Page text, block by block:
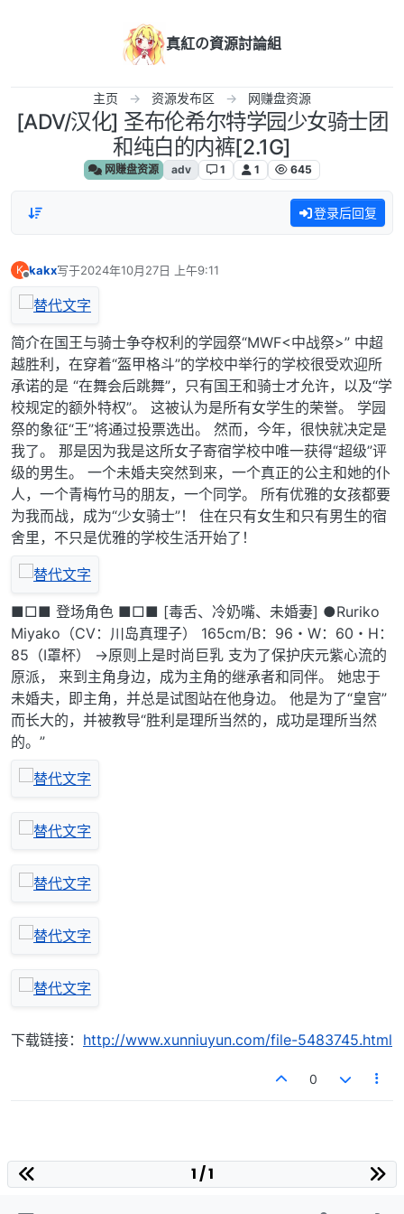
真紅の資源討論組
主页 资源发布区 网赚盘资源
[ADV/汉化] 圣布伦希尔特学园少女骑士团
和纯白的内裤[2.1G]
网赚盘资源 adv 1 1 645
登录后回复
K kakx写于2024年10月27日 上午9:11
最后由 编辑
简介在国王与骑士争夺权利的学园祭“MWF<中战祭>” 中超
越胜利，在穿着“盔甲格斗”的学校中举行的学校很受欢迎所
承诺的是 “在舞会后跳舞”，只有国王和骑士才允许，以及“学
校规定的额外特权”。 这被认为是所有女学生的荣誉。 学园
祭的象征“王”将通过投票选出。 然而，今年，很快就决定是
我了。 那是因为我是这所女子寄宿学校中唯一获得“超级”评
级的男生。 一个未婚夫突然到来，一个真正的公主和她的仆
人，一个青梅竹马的朋友，一个同学。 所有优雅的女孩都要
为我而战，成为“少女骑士”！ 住在只有女生和只有男生的宿
舍里，不只是优雅的学校生活开始了！
■□■ 登场角色 ■□■ [毒舌、冷奶嘴、未婚妻] ●Ruriko
Miyako（CV：川岛真理子） 165cm/B：96・W：60・H：
85（I罩杯） →原则上是时尚巨乳 支为了保护庆元紫心流的
原派， 来到主角身边，成为主角的继承者和同伴。 她忠于
未婚夫，即主角，并总是试图站在他身边。 他是为了“皇宫”
而长大的，并被教导“胜利是理所当然的，成功是理所当然
的。”
下载链接： http://www.xunniuyun.com/file-5483745.html
0
1 / 1